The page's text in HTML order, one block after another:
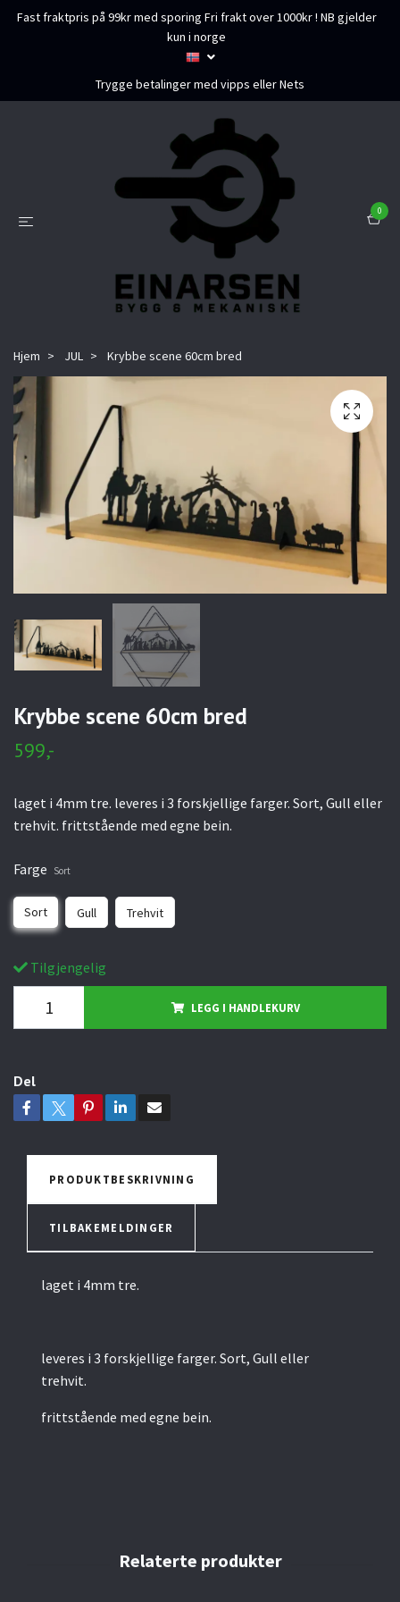
Fast fraktpris på 99kr med sporing Fri frakt over 1000kr ! NB gjelder
kun i norge
Trygge betalinger med vipps eller Nets
0
Hjem JUL Krybbe scene 60cm bred
Krybbe scene 60cm bred
599,-
laget i 4mm tre. leveres i 3 forskjellige farger. Sort, Gull eller
trehvit. frittstående med egne bein.
Farge Sort
Sort Gull Trehvit
Tilgjengelig
LEGG I HANDLEKURV
Del
PRODUKTBESKRIVNING
TILBAKEMELDINGER
laget i 4mm tre.
leveres i 3 forskjellige farger. Sort, Gull eller
trehvit.
frittstående med egne bein.